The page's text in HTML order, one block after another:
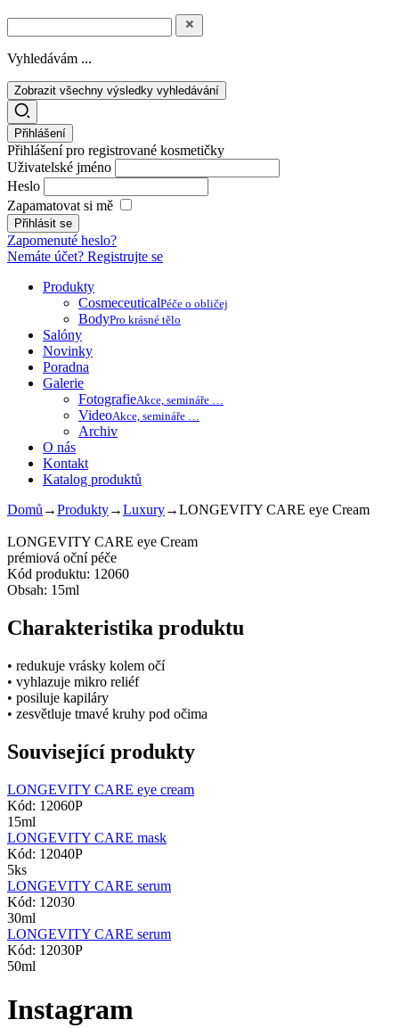
Vyhledávám ...
Zobrazit všechny výsledky vyhledávání
Přihlášení
Přihlášení pro registrované kosmetičky
Uživatelské jméno
Heslo
Zapamatovat si mě
Zapomenuté heslo?
Nemáte účet? Registrujte se
Produkty
CosmeceuticalPéče o obličej
BodyPro krásné tělo
Salóny
Novinky
Poradna
Galerie
FotografieAkce, semináře …
VideoAkce, semináře …
Archiv
O nás
Kontakt
Katalog produktů
Domů →Produkty→Luxury→LONGEVITY CARE eye Cream
LONGEVITY CARE eye Cream
prémiová oční péče
Kód produktu: 12060
Obsah: 15ml
Charakteristika produktu
• redukuje vrásky kolem očí
• vyhlazuje mikro reliéf
• posiluje kapiláry
• zesvětluje tmavé kruhy pod očima
Související produkty
LONGEVITY CARE eye cream
Kód: 12060P
15ml
LONGEVITY CARE mask
Kód: 12040P
5ks
LONGEVITY CARE serum
Kód: 12030
30ml
LONGEVITY CARE serum
Kód: 12030P
50ml
Instagram